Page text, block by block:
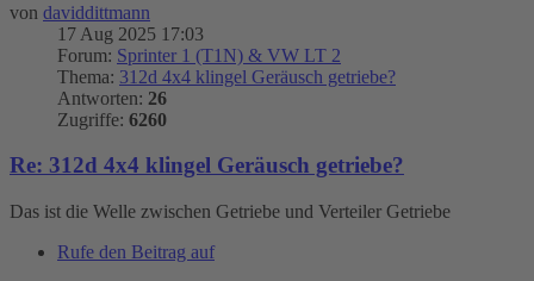
von daviddittmann
17 Aug 2025 17:03
Forum: Sprinter 1 (T1N) & VW LT 2
Thema: 312d 4x4 klingel Geräusch getriebe?
Antworten: 26
Zugriffe: 6260
Re: 312d 4x4 klingel Geräusch getriebe?
Das ist die Welle zwischen Getriebe und Verteiler Getriebe
Rufe den Beitrag auf